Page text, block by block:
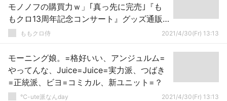
モノノフの購買力ｗ」｢真っ先に完売｣『も
もクロ13周年記念コンサート』グッズ通販
スタート！
ももクロ侍 2021/4/30(Fr) 13:13
モーニング娘。=格好いい、アンジュルム=
やってんな、Juice=Juice=実力派、つばき
=正統派、ビヨ=コミカル、新ユニット=？
℃-ute派なんday 2021/4/30(Fr) 13:13